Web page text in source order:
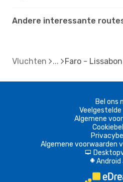
Andere interessante
Vluchten Faro - Lissabon
Bel ons
Veelgestelde
Algemene
Algemene voorwaarden
d
A Android